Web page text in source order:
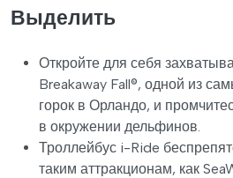
Выделить
Откройте для себя
Breakaway Fall®, одной из
горок в Орландо, и
в окружении дельфинов.
Троллейбус i-Ride
таким аттракционам, как